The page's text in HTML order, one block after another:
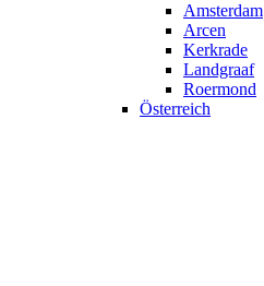
Amsterdam
Arcen
Kerkrade
Landgraaf
Roermond
Österreich